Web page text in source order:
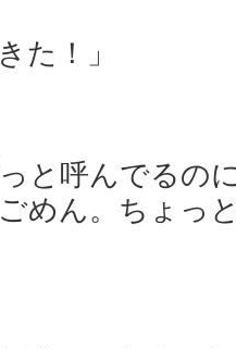
た！」
と呼んでるの
ごめん。ちょっ